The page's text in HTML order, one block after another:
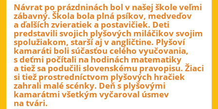
Návrat po prázdninách bol v našej škole veľmi
zábavný. Škola bola plná psíkov, medveďov
a ďalších zvieratiek a postavičiek. Deti
predstavili svojich plyšových miláčikov svojim
spolužiakom, starší aj v angličtine. Plyšoví
kamaráti boli súčasťou celého vyučovania,
s deťmi počítali na hodinách matematiky
a tiež sa podučili slovenskému pravopisu. Žiaci
si tiež prostredníctvom plyšových hračiek
zahrali malé scénky. Deň s plyšovými
kamarátmi všetkým vyčaroval úsmev
na tvári.